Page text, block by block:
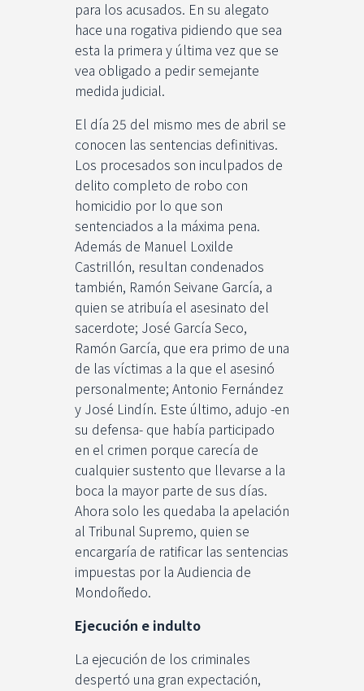
para los acusados. En su alegato
hace una rogativa pidiendo que sea
esta la primera y última vez que se
vea obligado a pedir semejante
medida judicial.
El día 25 del mismo mes de abril se
conocen las sentencias definitivas.
Los procesados son inculpados de
delito completo de robo con
homicidio por lo que son
sentenciados a la máxima pena.
Además de Manuel Loxilde
Castrillón, resultan condenados
también, Ramón Seivane García, a
quien se atribuía el asesinato del
sacerdote; José García Seco,
Ramón García, que era primo de una
de las víctimas a la que el asesinó
personalmente; Antonio Fernández
y José Lindín. Este último, adujo -en
su defensa- que había participado
en el crimen porque carecía de
cualquier sustento que llevarse a la
boca la mayor parte de sus días.
Ahora solo les quedaba la apelación
al Tribunal Supremo, quien se
encargaría de ratificar las sentencias
impuestas por la Audiencia de
Mondoñedo.
Ejecución e indulto
La ejecución de los criminales
despertó una gran expectación,